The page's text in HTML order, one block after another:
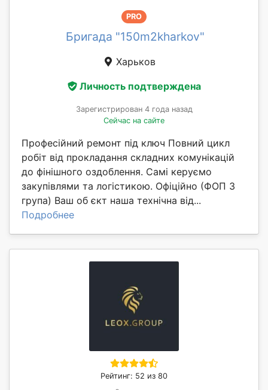
PRO
Бригада "150m2kharkov"
Харьков
Личность подтверждена
Зарегистрирован 4 года назад
Сейчас на сайте
Професійний ремонт під ключ Повний цикл
робіт від прокладання складних комунікацій
до фінішного оздоблення. Самі керуємо
закупівлями та логістикою. Офіційно (ФОП 3
група) Ваш об єкт наша технічна від...
Подробнее
Рейтинг: 52 из 80